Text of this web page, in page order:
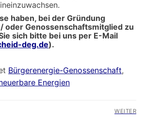
haben, bei der Gründung
oder Genossenschaftsmitglied zu
sich bitte bei uns per E-Mail
deg.de).
Bürgerenergie-Genossenschaft,
Energien
WEITER